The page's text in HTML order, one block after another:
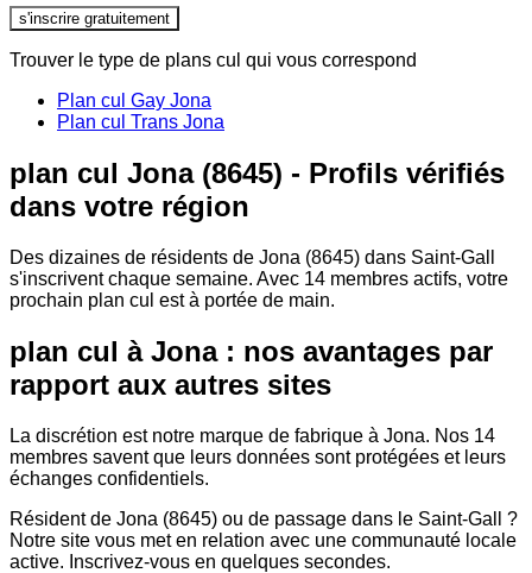
s'inscrire gratuitement
Trouver le type de plans cul qui vous correspond
Plan cul Gay Jona
Plan cul Trans Jona
plan cul Jona (8645) - Profils vérifiés
dans votre région
Des dizaines de résidents de Jona (8645) dans Saint-Gall
s'inscrivent chaque semaine. Avec 14 membres actifs, votre
prochain plan cul est à portée de main.
plan cul à Jona : nos avantages par
rapport aux autres sites
La discrétion est notre marque de fabrique à Jona. Nos 14
membres savent que leurs données sont protégées et leurs
échanges confidentiels.
Résident de Jona (8645) ou de passage dans le Saint-Gall ?
Notre site vous met en relation avec une communauté locale
active. Inscrivez-vous en quelques secondes.